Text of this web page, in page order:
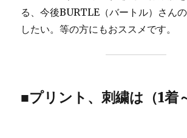
る、今後BURTLE（バートル）さん
したい。等の方にもおススメです。
■プリント、刺繍は（1着